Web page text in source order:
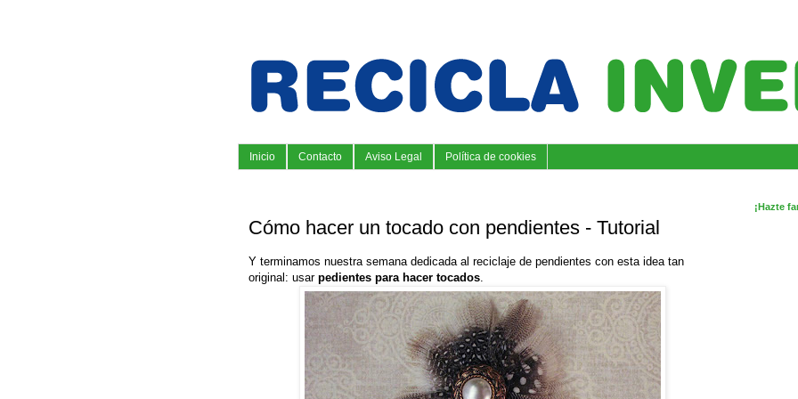
Inicio Contacto Aviso Legal Política de cookies
Cómo hacer un tocado con pendientes - Tutorial
Y terminamos nuestra semana dedicada al reciclaje de pendientes con esta idea tan
original: usar pedientes para hacer tocados.
¡Hazte